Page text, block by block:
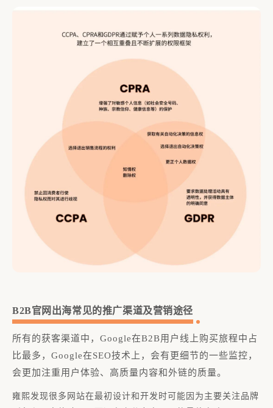
B2B官网出海常见的推广渠道及营销途径
作
一
家
所有的获客渠道中，Google在B2B用户线上购买旅程中占
比最多，Google在SEO技术上，会有更细节的一些监控，
会更加注重用户体验、高质量内容和外链的质量。
雍熙发现很多网站在最初设计和开发时可能因为主要关注品牌